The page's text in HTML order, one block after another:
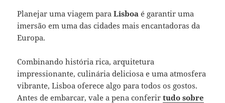
Planejar uma viagem paraLisboa é garantir uma
imersão em uma das cidades mais encantadoras da
Europa.
Combinando história rica, arquitetura
impressionante, culinária deliciosa e uma atmosfera
vibrante, Lisboa oferece algo para todos os gostos.
Antes de embarcar, vale a pena conferirtudo sobre